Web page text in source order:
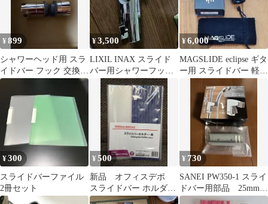
¥899
シャワーヘッド用 スラ
イドバー フック 交換パ
ーツ
¥3,500
LIXIL INAX スライド
バー用シャワーフック
A-3682/NC
¥6,000
MAGSLIDE eclipse ギタ
ー用 スライドバー 軽
¥300
スライドバーファイル
2冊セット
¥500
新品 オフィスデポ
スライドバー ホルダー
青 A4 10冊入り ファ
¥ 730
SANEI PW350-1 スライ
ドバー用部品 25mm用
ブッシュBブッシュゴ